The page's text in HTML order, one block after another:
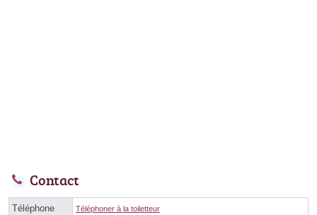
Contact
Téléphone Téléphoner à la toiletteur